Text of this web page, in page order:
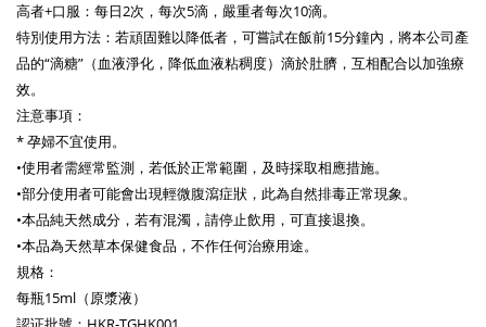
高者+口服：每日2次，每次5滴，嚴重者每次10滴。
特別使用方法：若頑固難以降低者，可嘗試在飯前15分鐘內，將本公司產
品的“滴糖”（血液淨化，降低血液粘稠度）滴於肚臍，互相配合以加強療
效。
注意事項：
* 孕婦不宜使用。
•使用者需經常監測，若低於正常範圍，及時採取相應措施。
•部分使用者可能會出現輕微腹瀉症狀，此為自然排毒正常現象。
•本品純天然成分，若有混濁，請停止飲用，可直接退換。
•本品為天然草本保健食品，不作任何治療用途。
規格：
每瓶15ml（原漿液）